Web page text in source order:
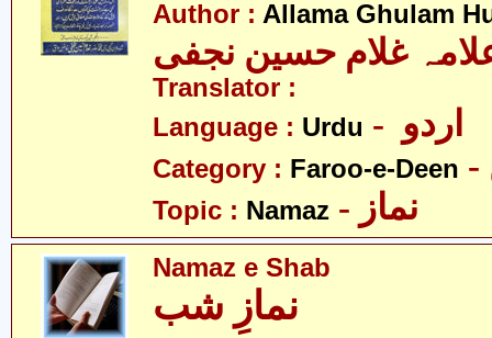
Author : Allama Ghulam
غلام حسین نجفی
Translator :
Language : Urdu
Category : Faroo-e-Deen
Topic : Namaz
Namaz e Shab
نمازِ شب